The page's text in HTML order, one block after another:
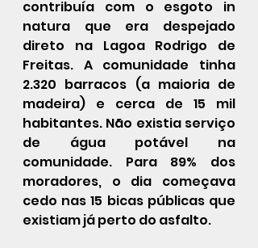
contribuía com o esgoto in
natura que era despejado
direto na Lagoa Rodrigo de
Freitas. A comunidade tinha
2.320 barracos (a maioria de
madeira) e cerca de 15 mil
habitantes. Não existia serviço
de água potável na
comunidade. Para 89% dos
moradores, o dia começava
cedo nas 15 bicas públicas que
existiam já perto do asfalto.